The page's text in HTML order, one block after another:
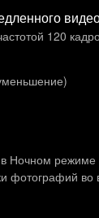
120
Ночном режиме
фотографий во